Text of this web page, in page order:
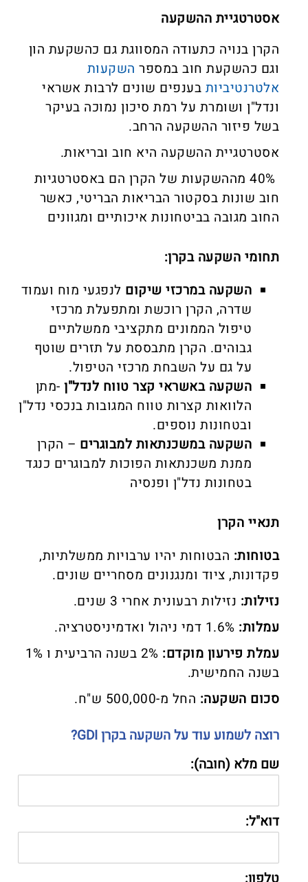
אסטרטגיית ההשקעה
הקרן בנויה כתעודה המסווגת גם כהשקעת הון
וגם כהשקעת חוב במספר השקעות
אלטרנטיביות בענפים שונים לרבות אשראי
ונדל"ן ושומרת על רמת סיכון נמוכה בעיקר
בשל פיזור ההשקעה הרחב.
אסטרטגיית ההשקעה היא חוב ובריאות.
40% מההשקעות של הקרן הם באסטרטגיות
חוב שונות בסקטור הבריאות הבריטי, כאשר
החוב מגובה בביטחונות איכותיים ומגוונים
תחומי השקעה בקרן:
השקעה במרכזי שיקום לנפגעי מוח ועמוד
שדרה, הקרן רוכשת ומתפעלת מרכזי
טיפול הממונים מתקציבי ממשלתיים
גבוהים. הקרן מתבססת על תזרים שוטף
על גם על השבחת מרכזי הטיפול.
השקעה באשראי קצר טווח לנדל"ן-מתן
הלוואות קצרות טווח המגובות בנכסי נדל"ן
ובטחונות נוספים.
השקעה במשכנתאות למבוגרים – הקרן
ממנת משכנתאות הפוכות למבוגרים כנגד
בטחונות נדל"ן ופנסיה
תנאיי הקרן
בטוחות: הבטוחות יהיו ערבויות ממשלתיות,
פקדונות, ציוד ומנגנונים מסחריים שונים.
נזילות: נזילות רבעונית אחרי 3 שנים.
עמלות:
עמלת פירעון מוקדם:
2% בשנה הרביעית ו 1%
בשנה החמישית.
סכום השקעה: החל מ-500,000 ש"ח.
רוצה לשמוע עוד על השקעה בקרן GDI?
שם מלא (חובה):
דוא"ל: